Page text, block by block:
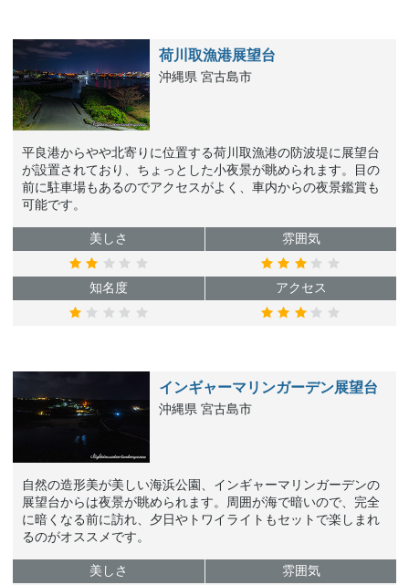
荷川取漁港展望台
沖縄県 宮古島市
平良港からやや北寄りに位置する荷川取漁港の防波堤に展望台
が設置されており、ちょっとした小夜景が眺められます。目の
前に駐車場もあるのでアクセスがよく、車内からの夜景鑑賞も
可能です。
美しさ 雰囲気
知名度 アクセス
インギャーマリンガーデン展望台
沖縄県 宮古島市
自然の造形美が美しい海浜公園、インギャーマリンガーデンの
展望台からは夜景が眺められます。周囲が海で暗いので、完全
に暗くなる前に訪れ、夕日やトワイライトもセットで楽しまれ
るのがオススメです。
美しさ 雰囲気